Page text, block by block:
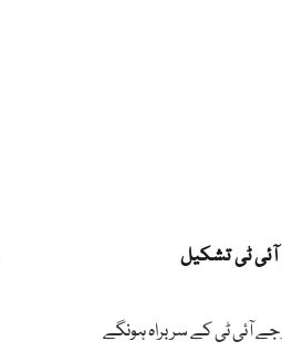
آئی ٹی کے سربراہ ہونگے